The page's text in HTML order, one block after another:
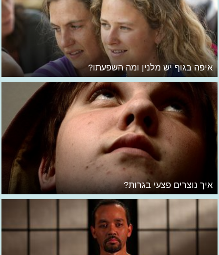
איפה בגוף יש מלנין ומה השפעתו?
איך נוצרים פצעי בגרות?